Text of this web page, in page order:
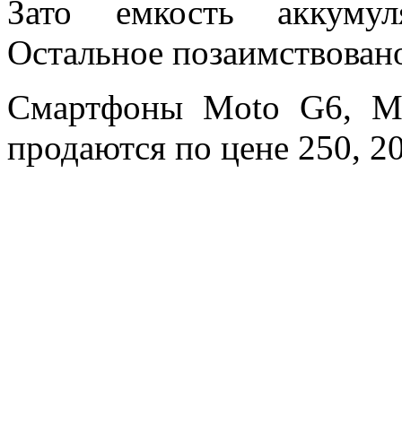
Зато емкость
Остальное
Смартфоны Moto G6,
продаются по цене 250,